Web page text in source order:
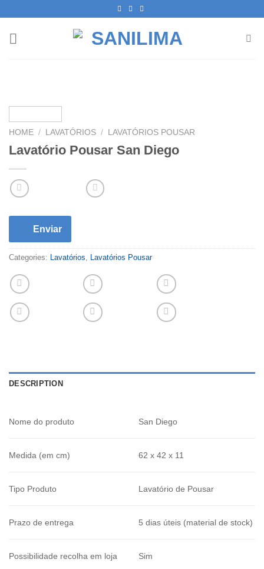
content
HOME / LAVATÓRIOS / LAVATÓRIOS POUSAR
Lavatório Pousar San Diego
Enviar
Categories: Lavatórios, Lavatórios Pousar
DESCRIPTION
Nome do produto San Diego
Medida (em cm) 62 x 42 x 11
Tipo Produto Lavatório de Pousar
Prazo de entrega 5 dias úteis (material de stock)
Possibilidade recolha em loja Sim